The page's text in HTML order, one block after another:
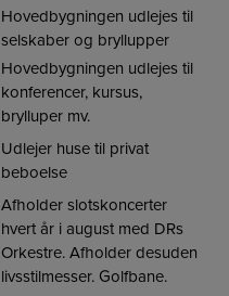
Hovedbygningen udlejes til
selskaber og bryllupper
Hovedbygningen udlejes til
konferencer, kursus,
brylluper mv.
Udlejer huse til privat
beboelse
Afholder slotskoncerter
hvert år i august med DRs
Orkestre. Afholder desuden
livsstilmesser. Golfbane.